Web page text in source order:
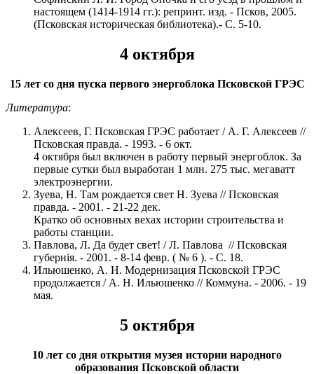
настоящем (1414-1914 гг.): репринт. изд. - Псков, 2005.
(Псковская историческая библиотека).- С. 5-10.
4 октября
15 лет со дня пуска первого энергоблока Псковской ГРЭС
Литература:
Алексеев, Г. Псковская ГРЭС работает / А. Г. Алексеев //
Псковская правда. - 1993. - 6 окт.
4 октября был включен в работу первый энергоблок. За
первые сутки был выработан 1 млн. 275 тыс. мегаватт
электроэнергии.
Зуева, Н. Там рождается свет Н. Зуева // Псковская
правда. - 2001. - 21-22 дек.
Кратко об основных вехах истории строительства и
работы станции.
Павлова, Л. Да будет свет! / Л. Павлова // Псковская
губернiя. - 2001. - 8-14 февр. ( № 6 ). - С. 18.
Ильюшенко, А. Н. Модернизация Псковской ГРЭС
продолжается / А. Н. Ильюшенко // Коммуна. - 2006. - 19
мая.
5 октября
10 лет со дня открытия музея истории народного
образования Псковской области